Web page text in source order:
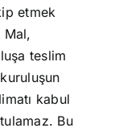
etmek
Mal,
teslim
kabul
Bu